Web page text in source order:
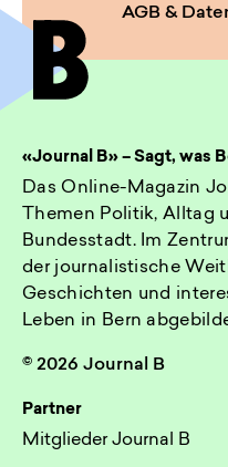
AGB &
«Journal B» – Sagt, was
Das Online-Magazin
Themen Politik, Alltag
Bundesstadt. Im
der journalistische
Geschichten und
Leben in Bern
© 2026 Journal B
Partner
Mitglieder Journal B